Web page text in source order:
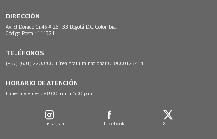
DIRECCIÓN
Av. El Dorado Cr.45 # 26 - 33 Bogotá D.C. Colombia.
Código Postal: 111321
TELÉFONOS
(+57) (601) 2200700. Línea gratuita nacional: 018000123414
HORARIO DE ATENCIÓN
Lunes a viernes de 8:00 a.m. a 5:00 p.m.
Instagram Facebook X